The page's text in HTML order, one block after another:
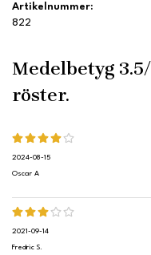
Artikelnummer:
822
Medelbetyg 3.5
röster.
2024-08-15
Oscar A
2021-09-14
Fredric S.